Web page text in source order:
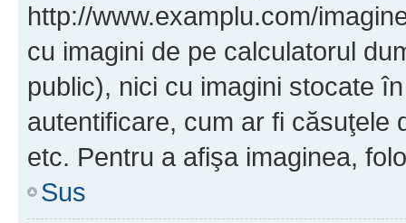
http://www.examplu.com/
cu imagini de pe calculatorul
public), nici cu imagini stocate
autentificare, cum ar fi căsuţele
etc. Pentru a afişa imaginea,
Sus